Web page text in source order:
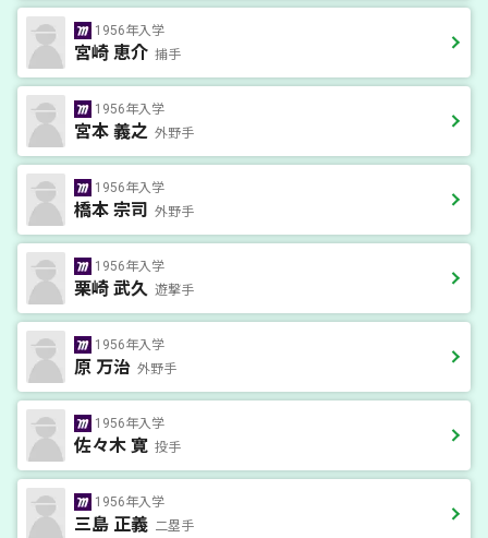
1956年入学
宮崎 恵介 捕手
1956年入学
宮本 義之 外野手
1956年入学
橋本 宗司 外野手
1956年入学
栗崎 武久 遊撃手
1956年入学
原 万治 外野手
1956年入学
佐々木 寛 投手
1956年入学
三島 正義 二塁手